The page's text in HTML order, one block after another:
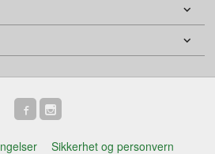
Sikkerhet og personvern